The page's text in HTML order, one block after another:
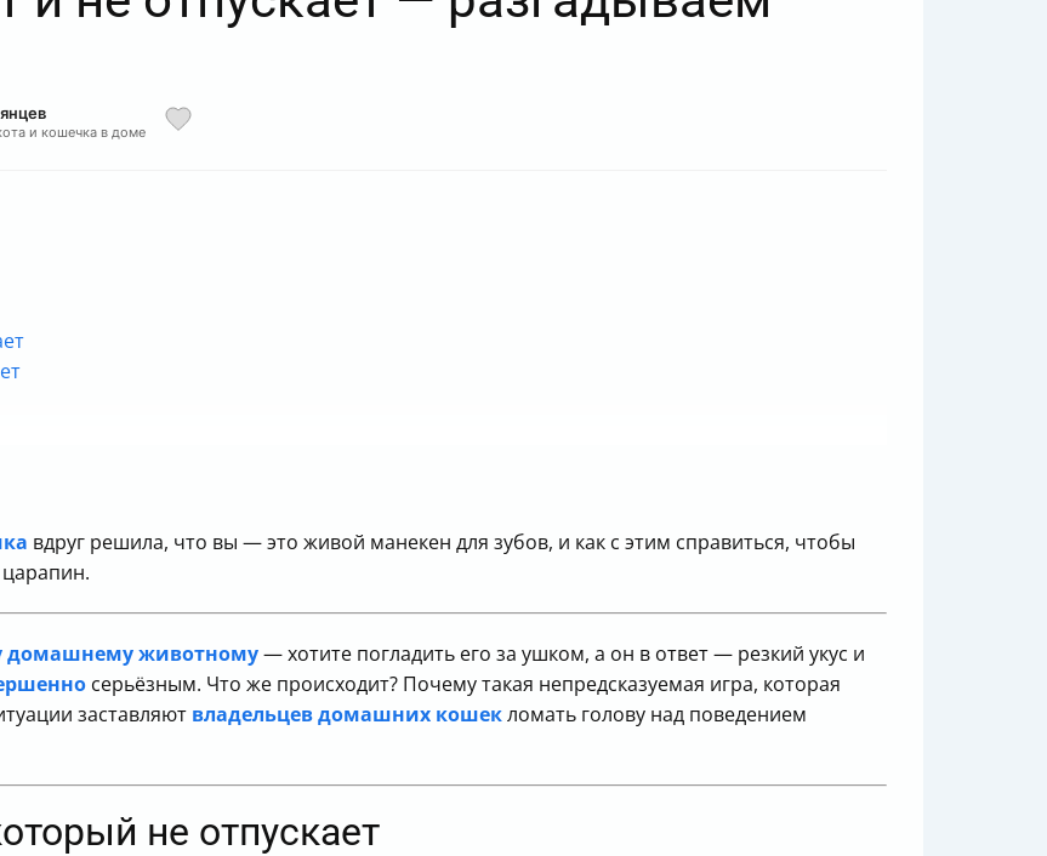
и кошечка в доме
вдруг решила, что вы — это живой манекен для зубов, и как с этим справиться, чтобы
домашнему животному— хотите погладить его за ушком, а он в ответ — резкий укус и
серьёзным. Что же происходит? Почему такая непредсказуемая игра, которая
заставляют владельцев домашних кошекломать голову над поведением
не отпускает